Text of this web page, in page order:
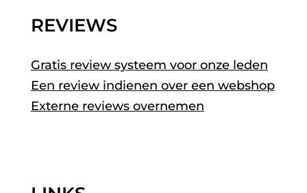
REVIEWS
Gratis review systeem voor onze leden
Een review indienen over een webshop
Externe reviews overnemen